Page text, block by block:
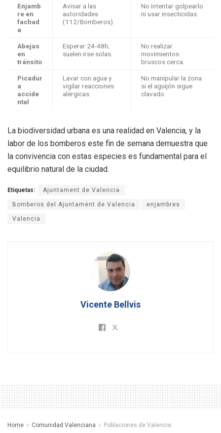
Enjamb
re en
fachad
a
Avisar a las
autoridades
(112/Bomberos).
No intentar golpearlo
ni usar insecticidas.
Abejas
en
tránsito
Esperar 24-48h;
suelen irse solas.
No realizar
movimientos
bruscos cerca.
Picadur
a
accide
ntal
Lavar con agua y
vigilar reacciones
alérgicas.
No manipular la zona
si el aguijón sigue
clavado.
La biodiversidad urbana es una realidad en Valencia, y la
labor de los bomberos este fin de semana demuestra que
la convivencia con estas especies es fundamental para el
equilibrio natural de la ciudad.
Etiquetas: Ajuntament de Valencia
Bomberos del Ajuntament de Valencia enjambres
Valencia
Vicente Bellvis
Home Comunidad Valenciana Poblaciones de Valencia